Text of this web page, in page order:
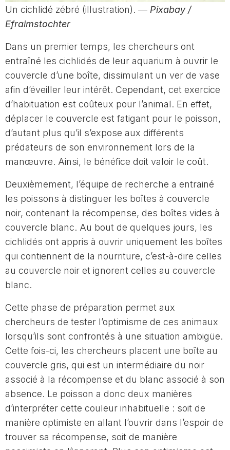
Un cichlidé zébré (illustration). — Pixabay /
Efraimstochter
Dans un premier temps, les chercheurs ont
entraîné les cichlidés de leur aquarium à ouvrir le
couvercle d’une boîte, dissimulant un ver de vase
afin d’éveiller leur intérêt. Cependant, cet exercice
d’habituation est coûteux pour l’animal. En effet,
déplacer le couvercle est fatigant pour le poisson,
d’autant plus qu’il s’expose aux différents
prédateurs de son environnement lors de la
manœuvre. Ainsi, le bénéfice doit valoir le coût.
Deuxièmement, l’équipe de recherche a entrainé
les poissons à distinguer les boîtes à couvercle
noir, contenant la récompense, des boîtes vides à
couvercle blanc. Au bout de quelques jours, les
cichlidés ont appris à ouvrir uniquement les boîtes
qui contiennent de la nourriture, c’est-à-dire celles
au couvercle noir et ignorent celles au couvercle
blanc.
Cette phase de préparation permet aux
chercheurs de tester l’optimisme de ces animaux
lorsqu’ils sont confrontés à une situation ambigüe.
Cette fois-ci, les chercheurs placent une boîte au
couvercle gris, qui est un intermédiaire du noir
associé à la récompense et du blanc associé à son
absence. Le poisson a donc deux manières
d’interpréter cette couleur inhabituelle : soit de
manière optimiste en allant l’ouvrir dans l’espoir de
trouver sa récompense, soit de manière